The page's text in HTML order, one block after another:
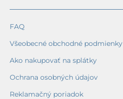
FAQ
Všeobecné obchodné podmienky
Ako nakupovať na splátky
Ochrana osobných údajov
Reklamačný poriadok